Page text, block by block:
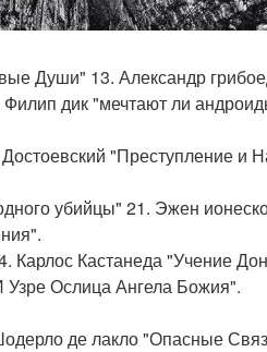
Души" 13. Александр
дик "мечтают ли
"Преступление и
убийцы" 21. Эжен
Карлос Кастанеда "Учение
Ослица Ангела Божия".
де лакло "Опасные